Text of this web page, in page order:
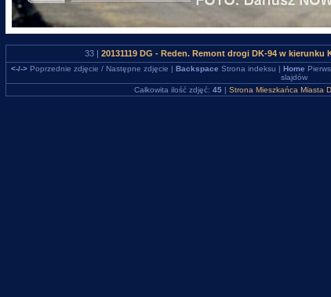
33 | 20131119 DG - Reden. Remont drogi DK-94 w
<-/->Poprzednie zdjęcie / Następne zdjęcie | Backspace Strona indeksu | Home
slajdów
Całkowita ilość zdjęć: 45 | Strona Mieszkańca Miasta